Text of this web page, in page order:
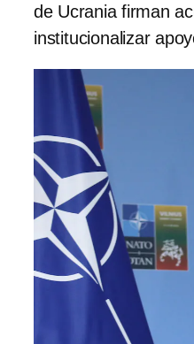
de Ucrania firman
institucionalizar